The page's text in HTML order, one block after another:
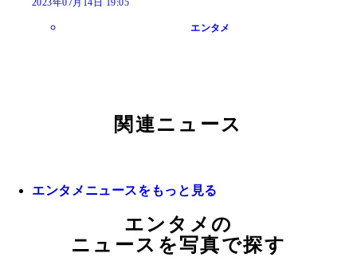
エンタメ
関連ニュース
エンタメニュースをもっと見る
エンタメの
ニュースを写真で探す